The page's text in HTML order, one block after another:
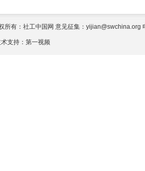
所有：社工中国网 意见征集：yijian@swchina.org
持： 第一视频